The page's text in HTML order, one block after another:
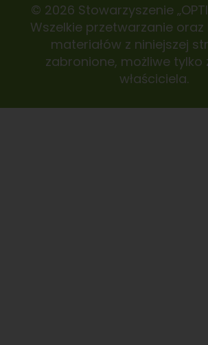
© 2026 Stowarzyszenie
Wszelkie przetwarzanie
materiałów z niniejszej
zabronione, możliwe tylko
właściciela.